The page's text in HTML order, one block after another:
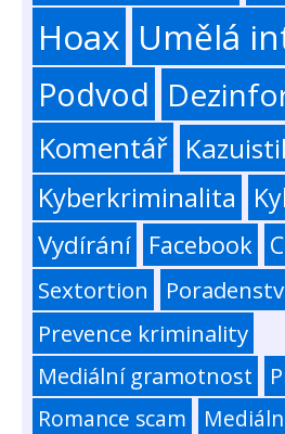
Hoax Umělá
Podvod
Komentář
Kyberkriminalita
Vydírání Facebook
Sextortion
Prevence kriminality
Mediální gramotnost
Romance scam